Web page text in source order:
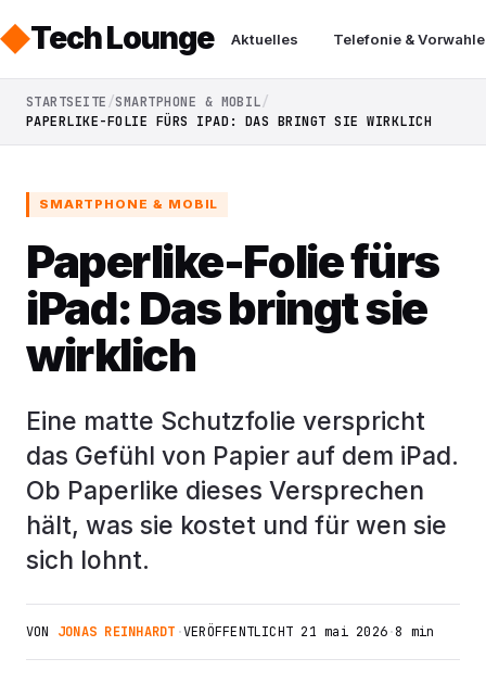
Tech Lounge Aktuelles Telefonie &
STARTSEITE SMARTPHONE & MOBIL
PAPERLIKE-FOLIE FÜRS IPAD: DAS BRINGT SIE WIRKLICH
SMARTPHONE & MOBIL
Paperlike-Folie fürs
iPad: Das bringt sie
wirklich
Eine matte Schutzfolie verspricht
das Gefühl von Papier auf dem iPad.
Ob Paperlike dieses Versprechen
hält, was sie kostet und für wen sie
sich lohnt.
VON JONAS REINHARDT ·VERÖFFENTLICHT 21 mai 2026·8 min